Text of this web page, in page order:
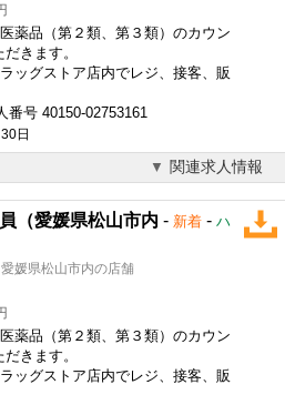
薬品（第２類、第３類）のカウン
きます。
ッグストア店内でレジ、接客、販
番号 40150-02753161
日
関連求人情報
（愛媛県松山市内 - 新着 - ハ
媛県松山市内の店舗
薬品（第２類、第３類）のカウン
きます。
ッグストア店内でレジ、接客、販